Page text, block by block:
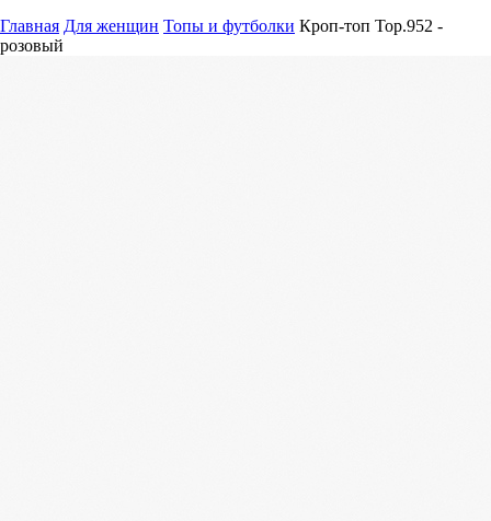
Главная Для женщин Топы и футболки Кроп-топ Top.952 -
розовый